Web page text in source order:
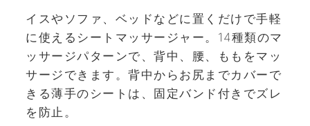
イスやソファ、ベッドなどに置くだけで手軽
に使えるシートマッサージャー。14種類のマ
ッサージパターンで、背中、腰、ももをマッ
サージできます。背中からお尻までカバーで
きる薄手のシートは、固定バンド付きでズレ
を防止。